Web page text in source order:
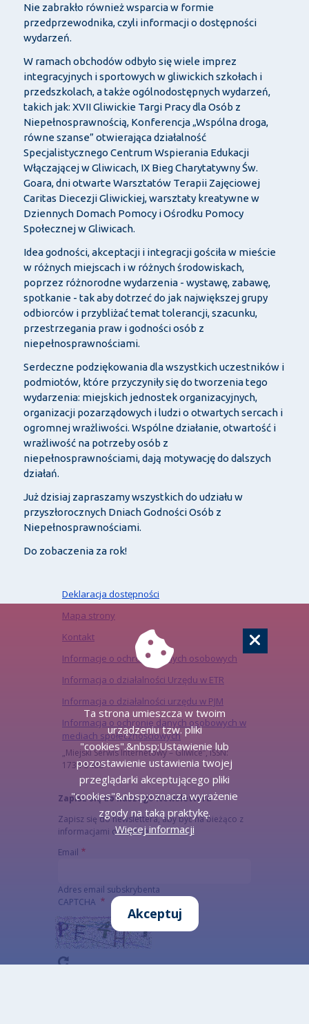
Nie zabrakło również wsparcia w formie
przedprzewodnika, czyli informacji o dostępności
wydarzeń.
W ramach obchodów odbyło się wiele imprez
integracyjnych i sportowych w gliwickich szkołach i
przedszkolach, a także ogólnodostępnych wydarzeń,
takich jak: XVII Gliwickie Targi Pracy dla Osób z
Niepełnosprawnością, Konferencja „Wspólna droga,
równe szanse” otwierająca działalność
Specjalistycznego Centrum Wspierania Edukacji
Włączającej w Gliwicach, IX Bieg Charytatywny Św.
Goara, dni otwarte Warsztatów Terapii Zajęciowej
Caritas Diecezji Gliwickiej, warsztaty kreatywne w
Dziennych Domach Pomocy i Ośrodku Pomocy
Społecznej w Gliwicach.
Idea godności, akceptacji i integracji gościła w mieście
w różnych miejscach i w różnych środowiskach,
poprzez różnorodne wydarzenia - wystawę, zabawę,
spotkanie - tak aby dotrzeć do jak największej grupy
odbiorców i przybliżać temat tolerancji, szacunku,
przestrzegania praw i godności osób z
niepełnosprawnościami.
Serdeczne podziękowania dla wszystkich uczestników i
podmiotów, które przyczyniły się do tworzenia tego
wydarzenia: miejskich jednostek organizacyjnych,
organizacji pozarządowych i ludzi o otwartych sercach i
ogromnej wrażliwości. Wspólne działanie, otwartość i
wrażliwość na potrzeby osób z
niepełnosprawnościami, dają motywację do dalszych
działań.
Już dzisiaj zapraszamy wszystkich do udziału w
przyszłorocznych Dniach Godności Osób z
Niepełnosprawnościami.
Do zobaczenia za rok!
Deklaracja dostępności
Mapa strony
Kontakt
Informacje o ochronie danych osobowych
Informacja o działalności Urzędu w ETR
Informacja o działalności urzędu w PJM
Informacja o ochronie danych osobowych w
mediach społecznościowych
„Miejski Serwis Internetowy – Gliwice”, ISSN:
1734-5480
Zapisz się do naszego Newslettera
Zapisz się do newslettera, aby być na bieżąco z
informacjami o mieście.
Email
Adres email subskrybenta
CAPTCHA
Ta strona umieszcza w twoim
urządzeniu tzw. pliki
"cookies".&nbsp;Ustawienie lub
pozostawienie ustawienia twojej
przeglądarki akceptującego pliki
"cookies"&nbsp;oznacza wyrażenie
zgody na taką praktykę.
Więcej informacji
Akceptuj